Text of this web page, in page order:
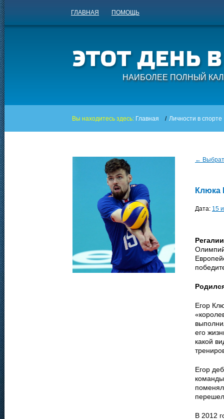
ГЛАВНАЯ ПОМОЩЬ
НАИБОЛЕЕ ПОЛНЫЙ
Вы находитесь здесь: Главная / Личности в спорте
←
Клюка
Дата: 15
Регалии
Егор
его
какой
Егор
В 2012